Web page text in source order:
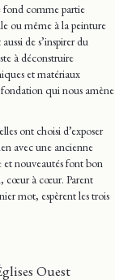
fond comme partie
ou même à la peinture
de s’inspirer du
à déconstruire
et matériaux
qui nous amène
ont choisi d’exposer
avec une ancienne
et nouveautés font bon
cœur à cœur. Parent
mot, espèrent les trois
Ouest